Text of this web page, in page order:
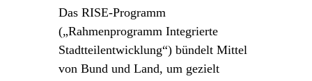
Das RISE-Programm
(„Rahmenprogramm Integrierte
Stadtteilentwicklung“) bündelt Mittel
von Bund und Land, um gezielt